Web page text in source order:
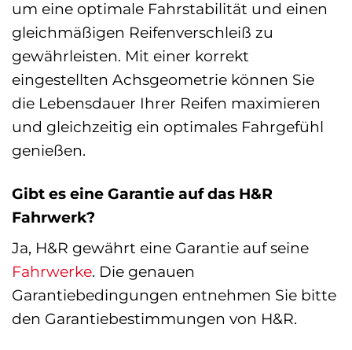
um eine optimale Fahrstabilität und einen
gleichmäßigen Reifenverschleiß zu
gewährleisten. Mit einer korrekt
eingestellten Achsgeometrie können Sie
die Lebensdauer Ihrer Reifen maximieren
und gleichzeitig ein optimales Fahrgefühl
genießen.
Gibt es eine Garantie auf das H&R
Fahrwerk?
Ja, H&R gewährt eine Garantie auf seine
Fahrwerke. Die genauen
Garantiebedingungen entnehmen Sie bitte
den Garantiebestimmungen von H&R.